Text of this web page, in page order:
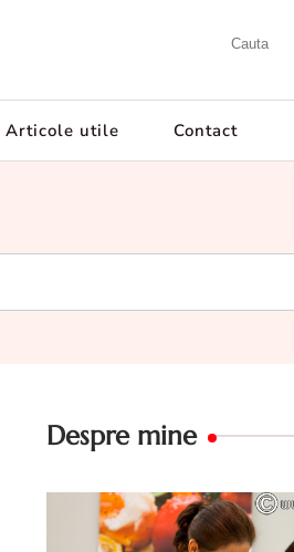
Articole utile Contact
Despre mine